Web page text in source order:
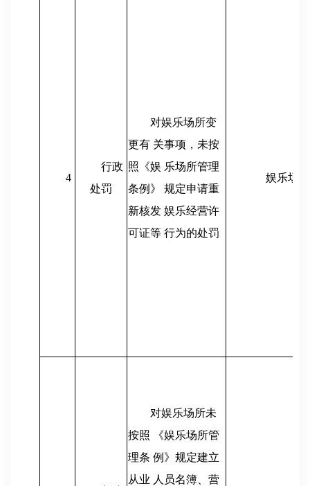
4
行政
处罚
对娱乐场所变
更有 关事项，未按
照《娱 乐场所管理
条例》 规定申请重
新核发 娱乐经营许
可证等 行为的处罚
娱乐场所
对娱乐场所未
按照 《娱乐场所管
理条 例》规定建立
从业 人员名簿、营